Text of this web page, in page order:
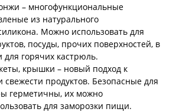
– многофункциональные
из натурального
Можно использовать для
посуды, прочих поверхностей, в
для горячих кастрюль.
крышки – новый подход к
свежести продуктов. Безопасные для
герметичны, их можно
для заморозки пищи.